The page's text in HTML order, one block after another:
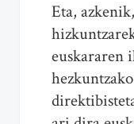
Eta,
euskararen